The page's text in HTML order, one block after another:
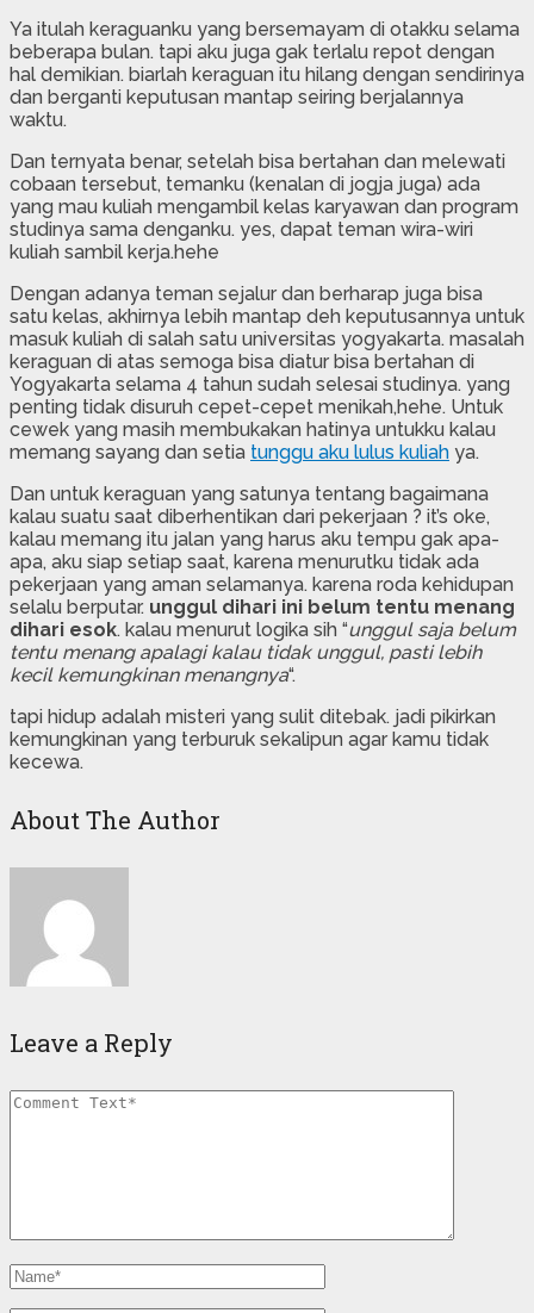
Ya itulah keraguanku yang bersemayam di otakku selama
beberapa bulan. tapi aku juga gak terlalu repot dengan
hal demikian. biarlah keraguan itu hilang dengan sendirinya
dan berganti keputusan mantap seiring berjalannya
waktu.
Dan ternyata benar, setelah bisa bertahan dan melewati
cobaan tersebut, temanku (kenalan di jogja juga) ada
yang mau kuliah mengambil kelas karyawan dan program
studinya sama denganku. yes, dapat teman wira-wiri
kuliah sambil kerja.hehe
Dengan adanya teman sejalur dan berharap juga bisa
satu kelas, akhirnya lebih mantap deh keputusannya untuk
masuk kuliah di salah satu universitas yogyakarta. masalah
keraguan di atas semoga bisa diatur bisa bertahan di
Yogyakarta selama 4 tahun sudah selesai studinya. yang
penting tidak disuruh cepet-cepet menikah,hehe. Untuk
cewek yang masih membukakan hatinya untukku kalau
memang sayang dan setia tunggu aku lulus kuliah ya.
Dan untuk keraguan yang satunya tentang bagaimana
kalau suatu saat diberhentikan dari pekerjaan ? it’s oke,
kalau memang itu jalan yang harus aku tempu gak apa-
apa, aku siap setiap saat, karena menurutku tidak ada
pekerjaan yang aman selamanya. karena roda kehidupan
selalu berputar. unggul dihari ini belum tentu menang
dihari esok. kalau menurut logika sih “unggul saja belum
tentu menang apalagi kalau tidak unggul, pasti lebih
kecil kemungkinan menangnya“.
tapi hidup adalah misteri yang sulit ditebak. jadi pikirkan
kemungkinan yang terburuk sekalipun agar kamu tidak
kecewa.
About The Author
Leave a Reply